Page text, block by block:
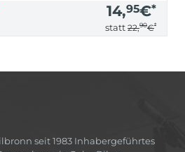
14,95€*
statt 22,90€*
seit 1983 Inhabergeführtes